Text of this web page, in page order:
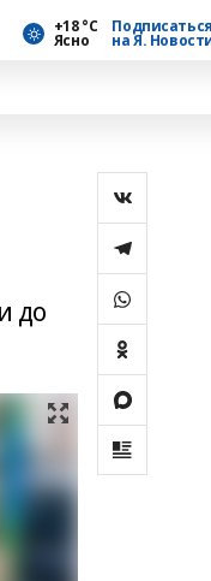
+18 °С
Ясно
Подписаться
на Я.
до